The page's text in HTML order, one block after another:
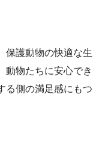
保護動物の快適な生
動物たちに安心でき
る側の満足感にもつ